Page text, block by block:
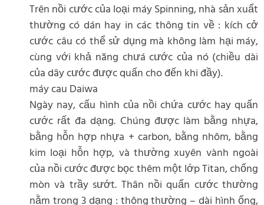
Trên nồi cước của loại máy Spinning, nhà sản xuất
thường có dán hay in các thông tin về : kích cở
cước câu có thể sử dụng mà không làm hại máy,
cùng với khả năng chưá cước của nó (chiều dài
của dây cước được quấn cho đến khi đầy).
máy cau Daiwa
Ngày nay, cấu hình của nồi chứa cước hay quấn
cước rất đa dạng. Chúng được làm bằng nhựa,
bằng hỗn hợp nhựa + carbon, bằng nhôm, bằng
kim loại hỗn hợp, và thường xuyên vành ngoài
của nồi cước được bọc thêm một lớp Titan, chống
mòn và trầy sướt. Thân nồi quấn cước thường
nằm trong 3 dạng : thông thường – dài hình ống,